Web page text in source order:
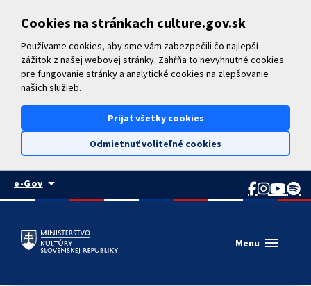
Cookies na stránkach culture.gov.sk
Používame cookies, aby sme vám zabezpečili čo najlepší
zážitok z našej webovej stránky. Zahŕňa to nevyhnutné cookies
pre fungovanie stránky a analytické cookies na zlepšovanie
našich služieb.
Prijať všetky cookies
Odmietnuť voliteľné cookies
e-Govarrow_drop_down
Menu menu